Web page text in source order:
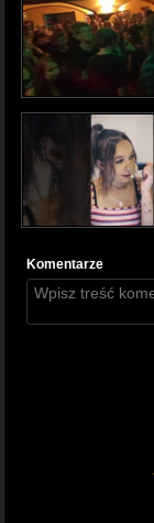
Komentarze